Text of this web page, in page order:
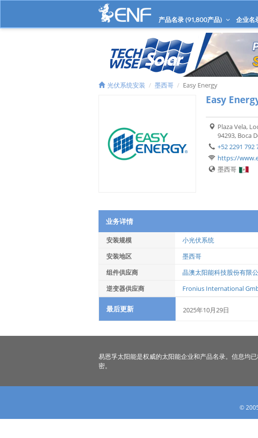
产品名录 (91,800产品) 企业名
光伏系统安装 墨西哥 Easy Energy
Easy
Plaza Vela,
94293, Boca
+52 2291 792
https://
墨西哥
业务详情
安装规模
小光伏系统
安装地区
墨西哥
组件供应商
晶澳太阳能科技股份有限
逆变器供应商
Fronius International
最后更新 2025年10月29日
易恩孚太阳能是权威的太阳能企业和产品名录。信息均
密。
©